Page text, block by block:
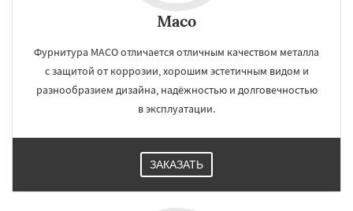
Maco
Фурнитура MACO отличается отличным качеством металла
с защитой от коррозии, хорошим эстетичным видом и
разнообразием дизайна, надёжностью и долговечностью
в эксплуатации.
ЗАКАЗАТЬ